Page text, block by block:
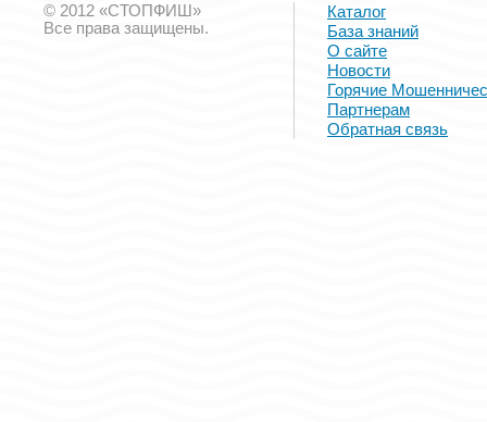
© 2012 «СТОПФИШ»
Все права защищены.
Каталог
База знаний
О сайте
Новости
Горячие
Партнерам
Обратная связь